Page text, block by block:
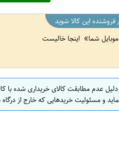
این کالا شوید
شما اینجا خالیست
عدم مطابقت کالای خریداری شده
و مسئولیت خریدهایی که خارج از